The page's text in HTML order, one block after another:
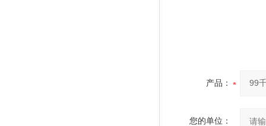
产品：
您的单位：